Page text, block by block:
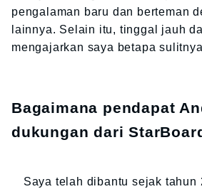
pengalaman baru dan berteman
lainnya. Selain itu, tinggal jauh
mengajarkan saya betapa
Bagaimana pendapat
dukungan dari
Saya telah dibantu sejak tahun